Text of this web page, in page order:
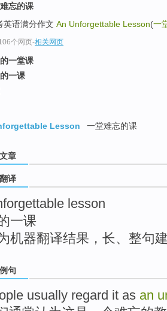
忘的课
英语满分作文 An Unforgettable Lesson(一
个网页-相关网页
一堂课
一课
Lesson
一堂难忘的课
章
译
lesson
一课
机器翻译结果，长、整句
句
usually regard it as an